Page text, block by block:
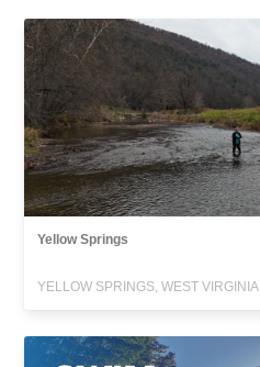
Yellow Springs
YELLOW SPRINGS, WEST VIRGINIA